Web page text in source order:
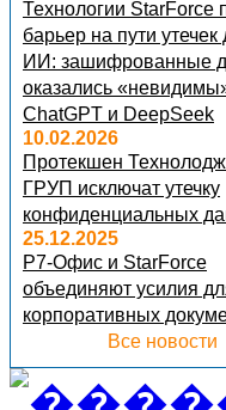
Технологии StarForce
барьер на пути
ИИ: зашифрованные
оказались
ChatGPT и DeepSeek
10.02.2026
Протекшен
ГРУП исключат утечку
конфиденциальных
25.12.2025
Р7-Офис и StarForce
объединяют усилия
корпоративных
Все новости